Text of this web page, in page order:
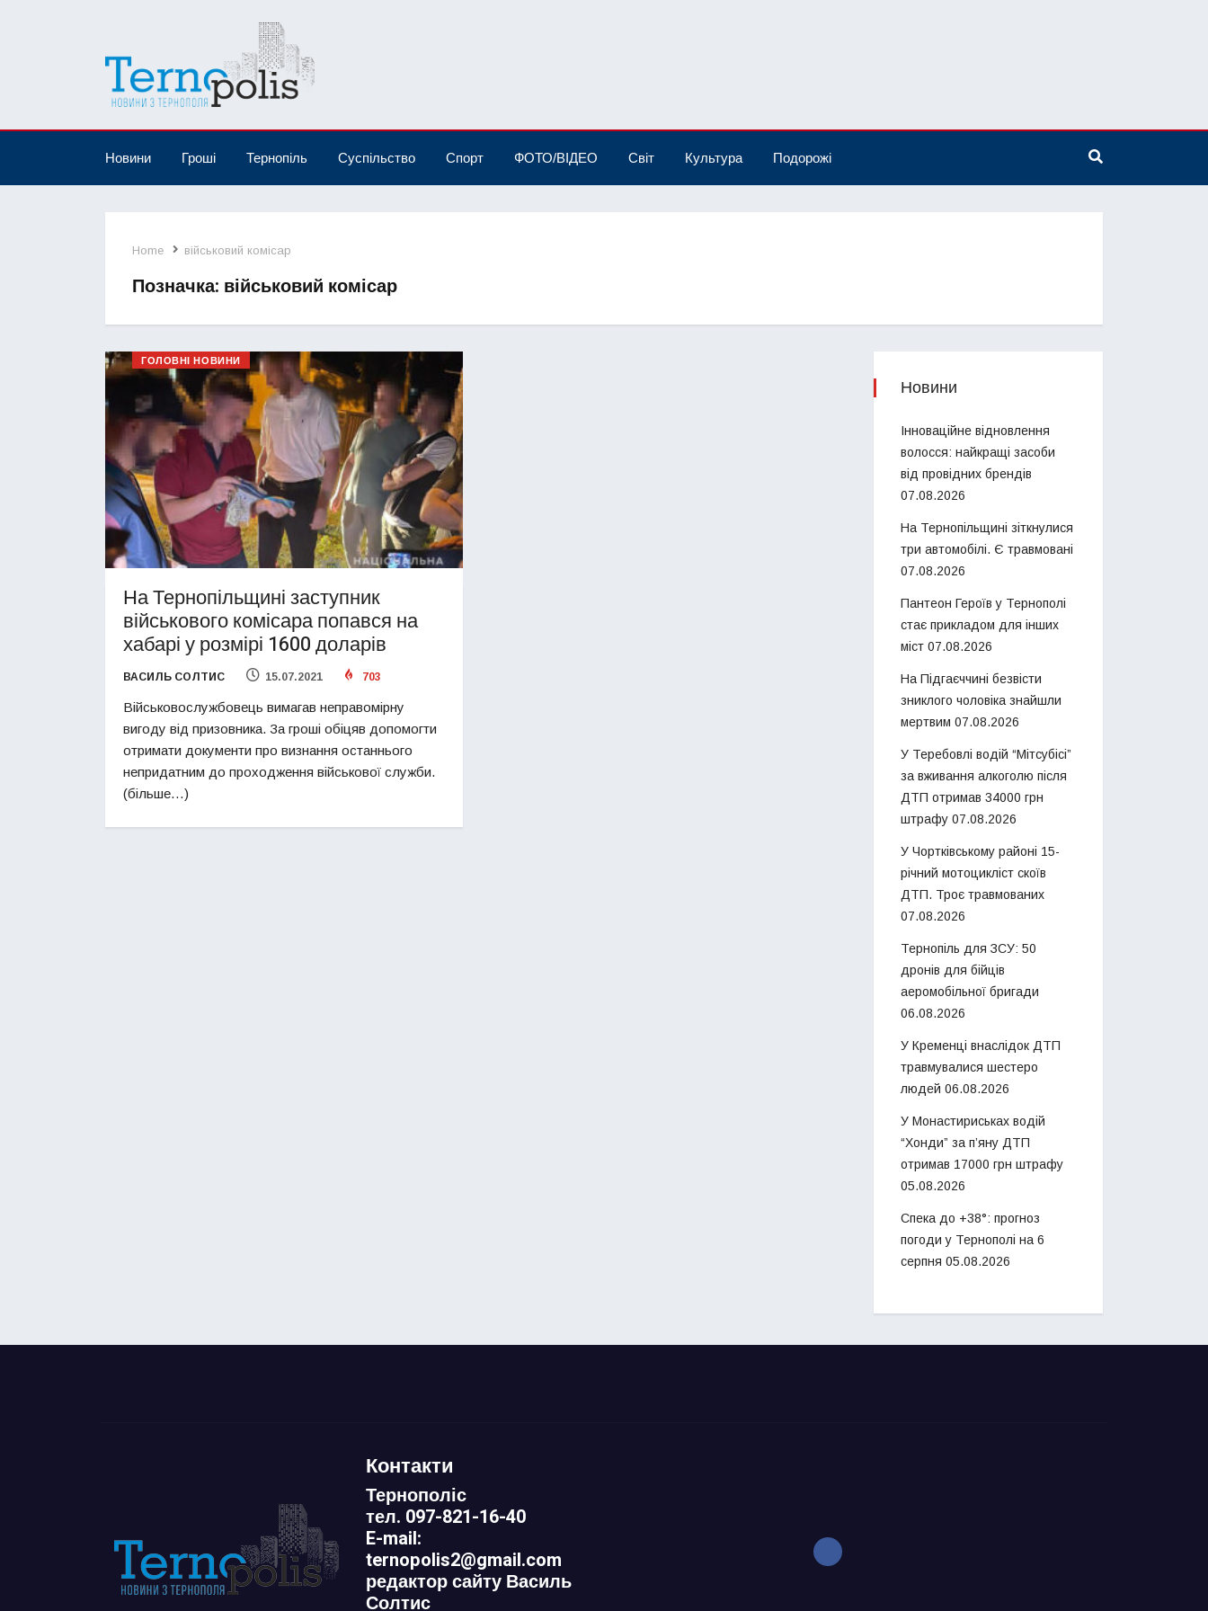
Новини Гроші Тернопіль Суспільство Спорт ФОТО/ВІДЕО Світ Культура Подорожі
Home військовий комісар
Позначка: військовий комісар
ГОЛОВНІ НОВИНИ
На Тернопільщині заступник
військового комісара попався на
хабарі у розмірі 1600 доларів
ВАСИЛЬ СОЛТИС 15.07.2021 703
Військовослужбовець вимагав неправомірну
вигоду від призовника. За гроші обіцяв допомогти
отримати документи про визнання останнього
непридатним до проходження військової служби.
(більше…)
Новини
Інноваційне відновлення
волосся: найкращі засоби
від провідних брендів
07.08.2026
На Тернопільщині зіткнулися
три автомобілі. Є травмовані
07.08.2026
Пантеон Героїв у Тернополі
стає прикладом для інших
міст 07.08.2026
На Підгаєччині безвісти
зниклого чоловіка знайшли
мертвим 07.08.2026
У Теребовлі водій “Мітсубісі”
за вживання алкоголю після
ДТП отримав 34000 грн
штрафу 07.08.2026
У Чортківському районі 15-
річний мотоцикліст скоїв
ДТП. Троє травмованих
07.08.2026
Тернопіль для ЗСУ: 50
дронів для бійців
аеромобільної бригади
06.08.2026
У Кременці внаслідок ДТП
травмувалися шестеро
людей 06.08.2026
У Монастириськах водій
“Хонди” за п’яну ДТП
отримав 17000 грн штрафу
05.08.2026
Спека до +38°: прогноз
погоди у Тернополі на 6
серпня 05.08.2026
Контакти
Тернополіс
тел. 097-821-16-40
E-mail:
ternopolis2@gmail.com
редактор сайту Василь
Солтис